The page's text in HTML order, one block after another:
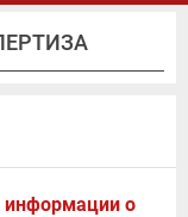
о